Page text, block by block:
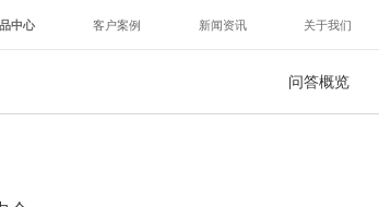
中心 客户案例 新闻资讯 关于我们
问答概览